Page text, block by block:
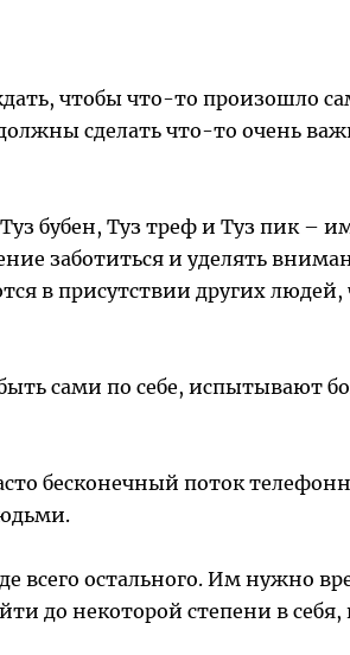
чтобы что-то произошло
сделать что-то очень
бубен, Туз треф и Туз пик –
заботиться и уделять
в присутствии других людей,
сами по себе, испытывают
бесконечный поток
остального. Им нужно
до некоторой степени в